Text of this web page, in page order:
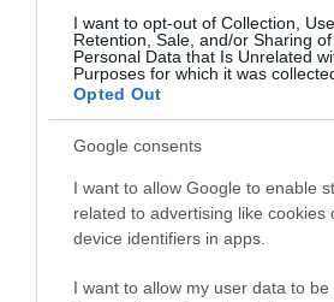
I want to opt-out of Collection, Use,
Retention, Sale, and/or Sharing
Personal Data that Is Unrelated
Purposes for which it was
Opted Out
Google consents
I want to allow Google to enable
related to advertising like cookies
device identifiers in apps.
I want to allow my user data to be
HOPPÁ, A GOOGLE MAPS A HÍRES
KÜLVÁROSI ZSÁKUTCÁBA KÜLDTE